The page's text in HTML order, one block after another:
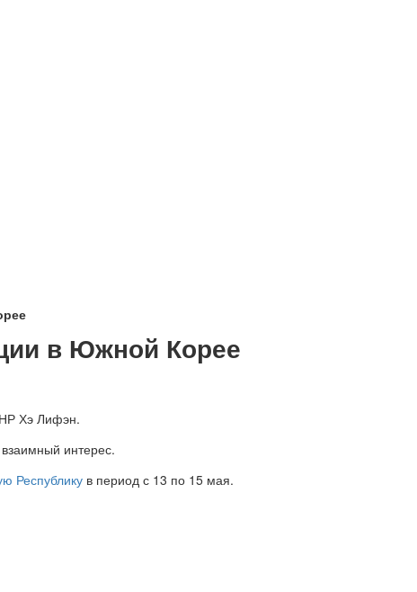
в Южной Корее
Хэ Лифэн.
интерес.
Республику в период с 13 по 15 мая.